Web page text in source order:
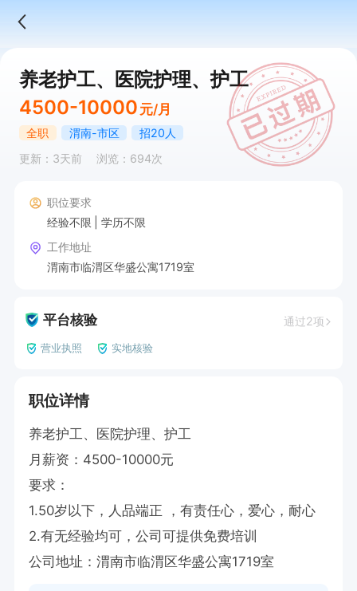
养老护工、医院护理、护工
4500-10000 元/月
全职 渭南-市区
招20人
更新：3天前
浏览：694次
职位要求
经验不限
学历不限
工作地址
渭南市临渭区华盛公寓1719室
平台核验 通过2项
营业执照 实地核验
职位详情
养老护工、医院护理、护工
月薪资：4500-10000元
要求：
1.50岁以下，人品端正 ，有责任心，爱心，耐心
2.有无经验均可，公司可提供免费培训
公司地址：渭南市临渭区华盛公寓1719室